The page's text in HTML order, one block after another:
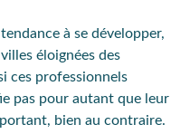
à se développer,
éloignées des
ces professionnels
pas pour autant que leur
bien au contraire.